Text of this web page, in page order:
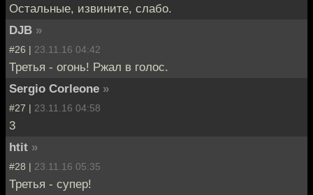
Остальные, извините, слабо.
DJB »
#26 | 23.11.16 04:42
Третья - огонь! Ржал в голос.
Sergio Corleone »
#27 | 23.11.16 04:58
3
htit »
#28 | 23.11.16 05:35
Третья - супер!